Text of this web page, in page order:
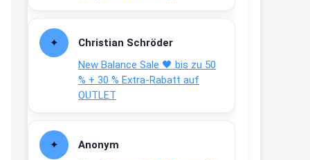
Christian Schröder
New Balance Sale 🖤 bis zu 50
% + 30 % Extra-Rabatt auf
OUTLET
Anonym
Gratis Hitzewarn-Aufkleber /
verfärbt sich ab 28 Grad /siehe
Text weiter unten
shop.bioeg.de/aufkleber-
achtun...
↩